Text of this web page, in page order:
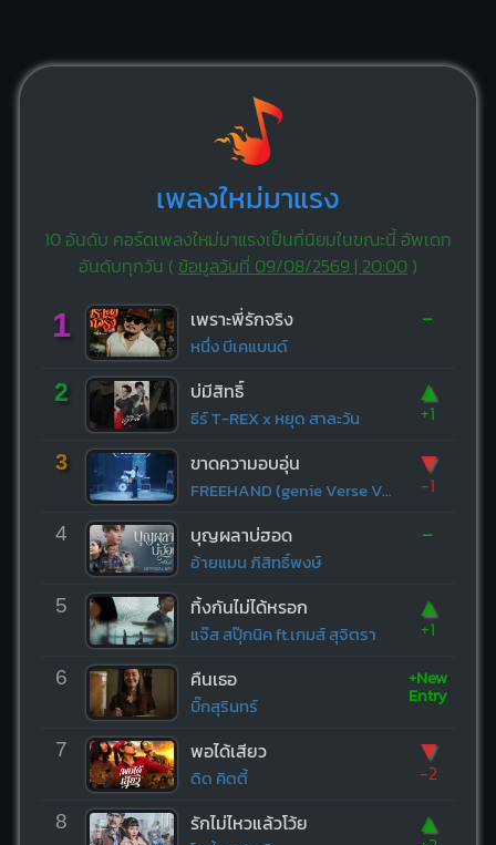
เพลงใหม่มาแรง
10 อันดับ คอร์ดเพลงใหม่มาแรงเป็นที่นิยมในขณะนี้ อัพเดท
อันดับทุกวัน ( ข้อมูลวันที่ 09/08/2569 | 20:00)
1 เพราะพี่รักจริง
หนึ่ง บีเคแบนด์
-
2 บ่มีสิทธิ์
ธีร์ T-REX x หยุด สาละวัน
▲
+1
3 ขาดความอบอุ่น
FREEHAND (genie Verse Vol.1)
▼
-1
4 บุญผลาบ่ฮอด
อ้ายแมน ภิสิทธิ์พงษ์
-
5 ทิ้งกันไม่ได้หรอก
แจ๊ส สปุ๊กนิค ft.เกมส์ สุจิตรา
▲
+1
6 คืนเธอ
บิ๊กสุรินทร์
+New
Entry
7 พอได้เสียว
ดิด คิตตี้
▼
-2
8 รักไม่ไหวแล้วโว้ย ▲